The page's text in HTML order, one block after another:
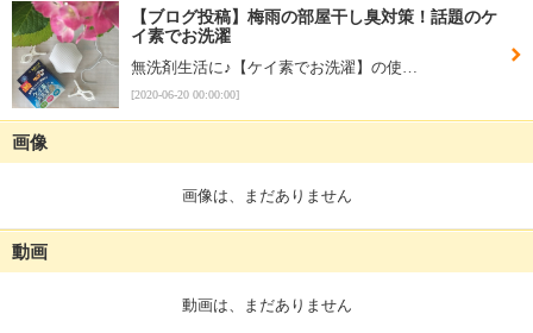
【ブログ投稿】梅雨の部屋干し臭対策！話題のケ
イ素でお洗濯
無洗剤生活に♪【ケイ素でお洗濯】の使…
[2020-06-20 00:00:00]
画像
画像は、まだありません
動画
動画は、まだありません